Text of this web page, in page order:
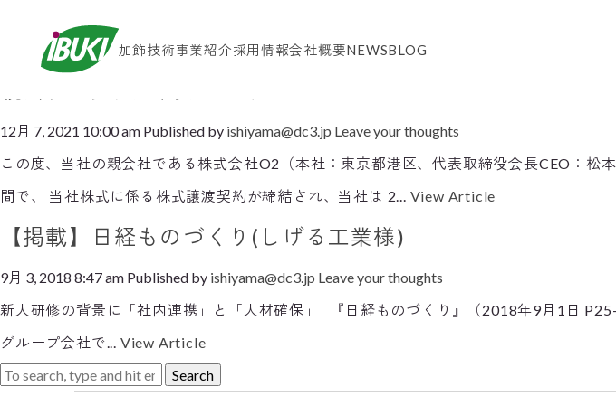
加飾技術事業紹介採用情報会社概要NEWSBLOG
Tag Archive: しげる工業
12月 7, 2021 10:00 am Published by ishiyama@dc3.jp Leave your thoughts
この度、当社の親会社である株式会社O2（本社：東京都港区、代表取締役会長CEO：
間で、 当社株式に係る株式譲渡契約が締結され、当社は 2... View Article
【掲載】日経ものづくり(しげる工業様)
9月 3, 2018 8:47 am Published by ishiyama@dc3.jp Leave your thoughts
新人研修の背景に「社内連携」と「人材確保」 『日経ものづくり』（2018年9月1日
グループ会社で... View Article
Search